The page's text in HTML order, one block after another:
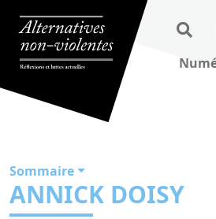
Sommaire
ANNICK DOISY